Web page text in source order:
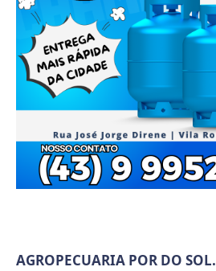
AGROPECUARIA POR DO SOL.